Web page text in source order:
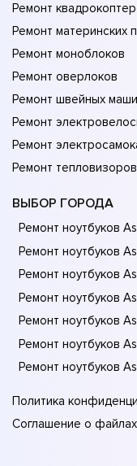
Ремонт
Ремонт материнских
Ремонт моноблоков
Ремонт оверлоков
Ремонт швейных
Ремонт
Ремонт
Ремонт тепловизоров
ВЫБОР ГОРОДА
Ремонт ноутбуков
Ремонт ноутбуков
Ремонт ноутбуков
Ремонт ноутбуков
Ремонт ноутбуков
Ремонт ноутбуков
Ремонт ноутбуков
Политика
Соглашение о